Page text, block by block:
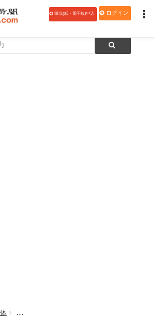
購読(紙・電子版)申込 ログイン
【マンスリーリポート 観光の現場 41】観光